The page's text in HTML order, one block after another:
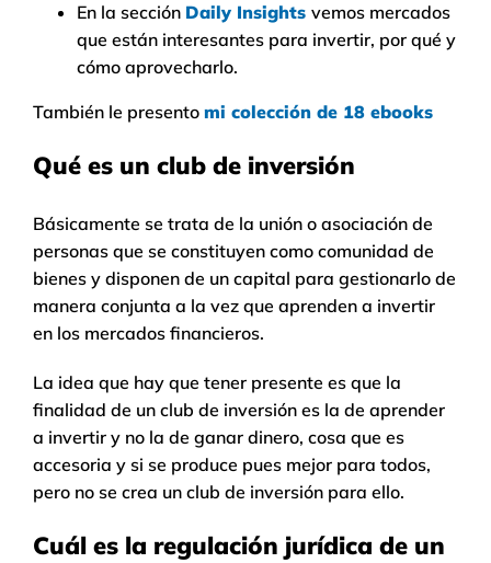
En la sección Daily Insights vemos mercados
que están interesantes para invertir, por qué y
cómo aprovecharlo.
También le presento mi colección de 18 ebooks
Qué es un club de inversión
Básicamente se trata de la unión o asociación de
personas que se constituyen como comunidad de
bienes y disponen de un capital para gestionarlo de
manera conjunta a la vez que aprenden a invertir
en los mercados financieros.
La idea que hay que tener presente es que la
finalidad de un club de inversión es la de aprender
a invertir y no la de ganar dinero, cosa que es
accesoria y si se produce pues mejor para todos,
pero no se crea un club de inversión para ello.
Cuál es la regulación jurídica de un